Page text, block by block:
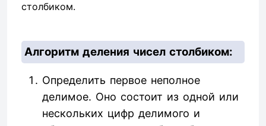
столбиком.
Алгоритм деления чисел столбиком:
Определить первое неполное
делимое. Оно состоит из одной или
нескольких цифр делимого и